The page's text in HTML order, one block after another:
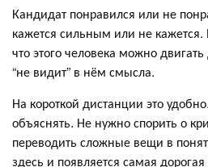
Кандидат понравился или не
кажется сильным или не кажется.
что этого человека можно
“не видит” в нём смысла.
На короткой дистанции это
объяснять. Не нужно спорить о
переводить сложные вещи в
здесь и появляется самая